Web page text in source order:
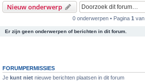
Nieuw onderwerp
0 onderwerpen • Pagina 1 van
Er zijn geen onderwerpen of berichten in dit forum.
FORUMPERMISSIES
Je kunt niet nieuwe berichten plaatsen in dit forum